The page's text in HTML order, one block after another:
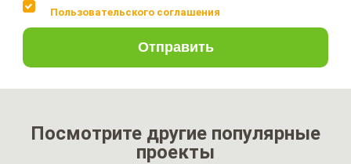
Пользовательского соглашения
Отправить
Посмотрите другие популярные
проекты